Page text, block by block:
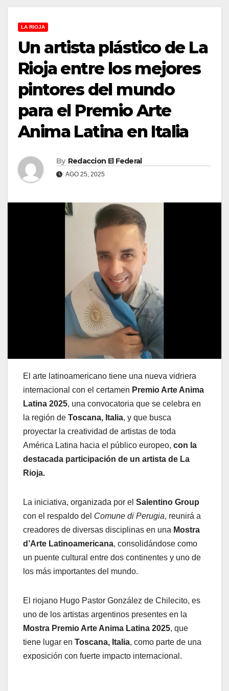
LA RIOJA
Un artista plástico de La
Rioja entre los mejores
pintores del mundo
para el Premio Arte
Anima Latina en Italia
By Redaccion El Federal
AGO 25, 2025
El arte latinoamericano tiene una nueva vidriera
internacional con el certamen Premio Arte Anima
Latina 2025, una convocatoria que se celebra en
la región de Toscana, Italia, y que busca
proyectar la creatividad de artistas de toda
América Latina hacia el público europeo, con la
destacada participación de un artista de La
Rioja.
La iniciativa, organizada por el Salentino Group
con el respaldo del Comune di Perugia, reunirá a
creadores de diversas disciplinas en una Mostra
d’Arte Latinoamericana, consolidándose como
un puente cultural entre dos continentes y uno de
los más importantes del mundo.
El riojano Hugo Pastor González de Chilecito, es
uno de los artistas argentinos presentes en la
Mostra Premio Arte Anima Latina 2025, que
tiene lugar en Toscana, Italia, como parte de una
exposición con fuerte impacto internacional.